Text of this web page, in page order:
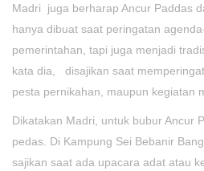
Madri juga berharap Ancur Paddas
hanya dibuat saat peringatan
pemerintahan, tapi juga menjadi
kata dia, disajikan saat
pesta pernikahan, maupun kegiatan
Dikatakan Madri, untuk bubur
pedas. Di Kampung Sei Bebanir
sajikan saat ada upacara adat atau